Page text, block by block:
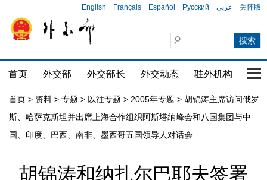
English Français Español Русский عربي 关怀版
首页 外交部 外交部长 外交动态 驻外机构 国
首页 > 资料 > 专题 > 以往专题 > 2005年专题 > 胡锦涛主席访问俄罗
斯、哈萨克斯坦并出席上海合作组织阿斯塔纳峰会和八国集团与中
国、印度、巴西、南非、墨西哥五国领导人对话会
胡锦涛和纳扎尔巴耶夫签署